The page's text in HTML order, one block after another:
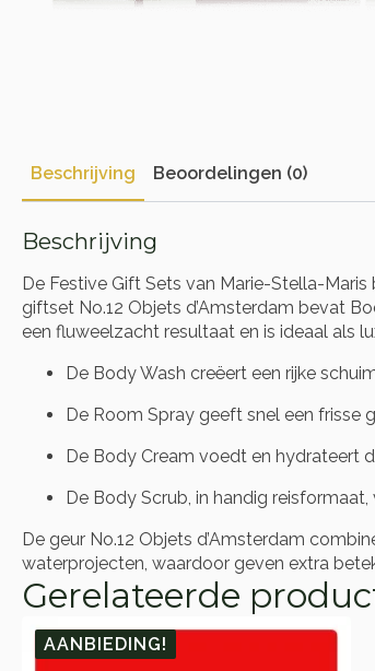
Beschrijving Beoordelingen (0)
Beschrijving
De Festive Gift Sets van Marie-Stella-
giftset No.12 Objets d’Amsterdam bevat
een fluweelzacht resultaat en is ideaal als
De Body Wash creëert een rijke
De Room Spray geeft snel een frisse
De Body Cream voedt en hydrateert
De Body Scrub, in handig
De geur No.12 Objets d’Amsterdam
waterprojecten, waardoor geven extra
Gerelateerde
AANBIEDING!